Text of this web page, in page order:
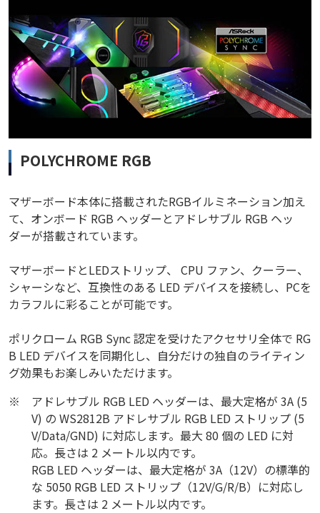
POLYCHROME RGB
マザーボード本体に搭載されたRGBイルミネーション加え
て、オンボード RGB ヘッダーとアドレサブル RGB ヘッ
ダーが搭載されています。
マザーボードとLEDストリップ、 CPU ファン、クーラー、
シャーシなど、互換性のある LED デバイスを接続し、PCを
カラフルに彩ることが可能です。
ポリクローム RGB Sync 認定を受けたアクセサリ全体で RG
B LED デバイスを同期化し、自分だけの独自のライティン
グ効果もお楽しみいただけます。
※
アドレサブル RGB LED ヘッダーは、最大定格が 3A (5
V) の WS2812B アドレサブル RGB LED ストリップ (5
V/Data/GND) に対応します。最大 80 個の LED に対
応。長さは 2 メートル以内です。
RGB LED ヘッダーは、最大定格が 3A（12V）の標準的
な 5050 RGB LED ストリップ（12V/G/R/B）に対応し
ます。長さは 2 メートル以内です。